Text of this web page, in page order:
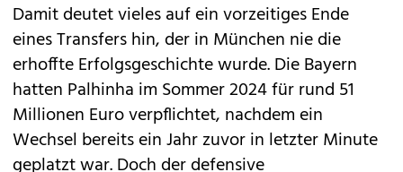
Damit deutet vieles auf ein vorzeitiges Ende
eines Transfers hin, der in München nie die
erhoffte Erfolgsgeschichte wurde. Die Bayern
hatten Palhinha im Sommer 2024 für rund 51
Millionen Euro verpflichtet, nachdem ein
Wechsel bereits ein Jahr zuvor in letzter Minute
geplatzt war. Doch der defensive